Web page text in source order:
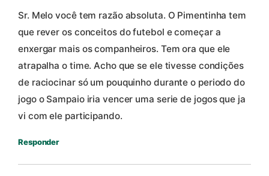
Sr. Melo você tem razão absoluta. O Pimentinha tem
que rever os conceitos do futebol e começar a
enxergar mais os companheiros. Tem ora que ele
atrapalha o time. Acho que se ele tivesse condições
de raciocinar só um pouquinho durante o periodo do
jogo o Sampaio iria vencer uma serie de jogos que ja
vi com ele participando.
Responder